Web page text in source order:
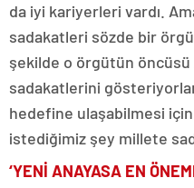
da iyi kariyerleri vardı.
sadakatleri sözde bir
şekilde o örgütün
sadakatlerini
hedefine ulaşabilmesi
istediğimiz şey millete
‘YENİ ANAYASA EN